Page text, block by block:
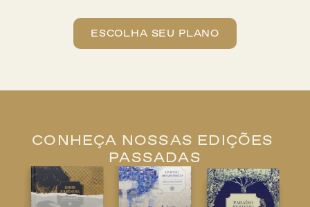
ESCOLHA SEU PLANO
CONHEÇA NOSSAS EDIÇÕES
PASSADAS